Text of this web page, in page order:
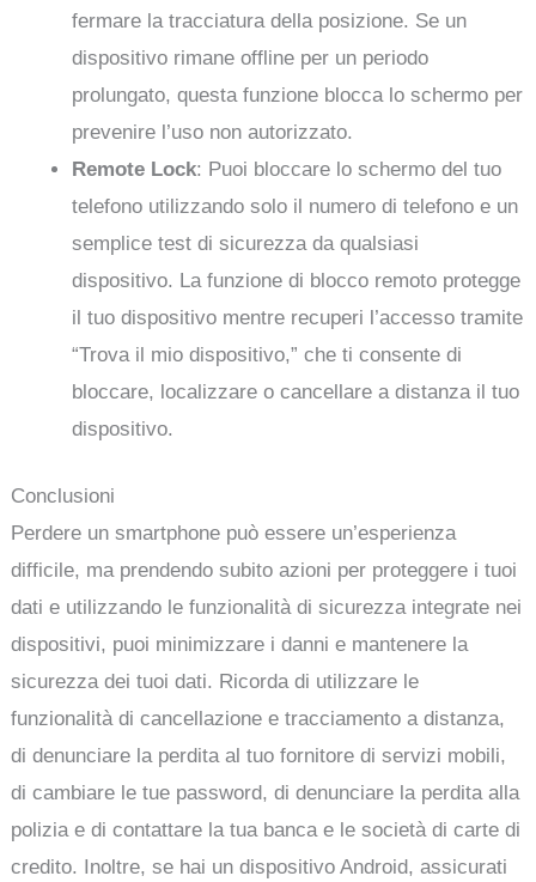
fermare la tracciatura della posizione. Se un
dispositivo rimane offline per un periodo
prolungato, questa funzione blocca lo schermo per
prevenire l’uso non autorizzato.
Remote Lock: Puoi bloccare lo schermo del tuo
telefono utilizzando solo il numero di telefono e un
semplice test di sicurezza da qualsiasi
dispositivo. La funzione di blocco remoto protegge
il tuo dispositivo mentre recuperi l’accesso tramite
“Trova il mio dispositivo,” che ti consente di
bloccare, localizzare o cancellare a distanza il tuo
dispositivo.
Conclusioni
Perdere un smartphone può essere un’esperienza
difficile, ma prendendo subito azioni per proteggere i tuoi
dati e utilizzando le funzionalità di sicurezza integrate nei
dispositivi, puoi minimizzare i danni e mantenere la
sicurezza dei tuoi dati. Ricorda di utilizzare le
funzionalità di cancellazione e tracciamento a distanza,
di denunciare la perdita al tuo fornitore di servizi mobili,
di cambiare le tue password, di denunciare la perdita alla
polizia e di contattare la tua banca e le società di carte di
credito. Inoltre, se hai un dispositivo Android, assicurati